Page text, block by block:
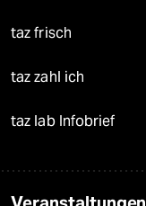
taz frisch
taz zahl ich
taz lab Infobrief